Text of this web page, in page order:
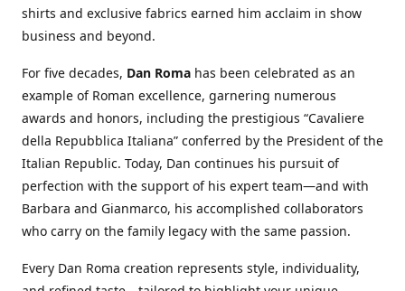
shirts and exclusive fabrics earned him acclaim in show
business and beyond.
For five decades, Dan Roma has been celebrated as an
example of Roman excellence, garnering numerous
awards and honors, including the prestigious “Cavaliere
della Repubblica Italiana” conferred by the President of the
Italian Republic. Today, Dan continues his pursuit of
perfection with the support of his expert team—and with
Barbara and Gianmarco, his accomplished collaborators
who carry on the family legacy with the same passion.
Every Dan Roma creation represents style, individuality,